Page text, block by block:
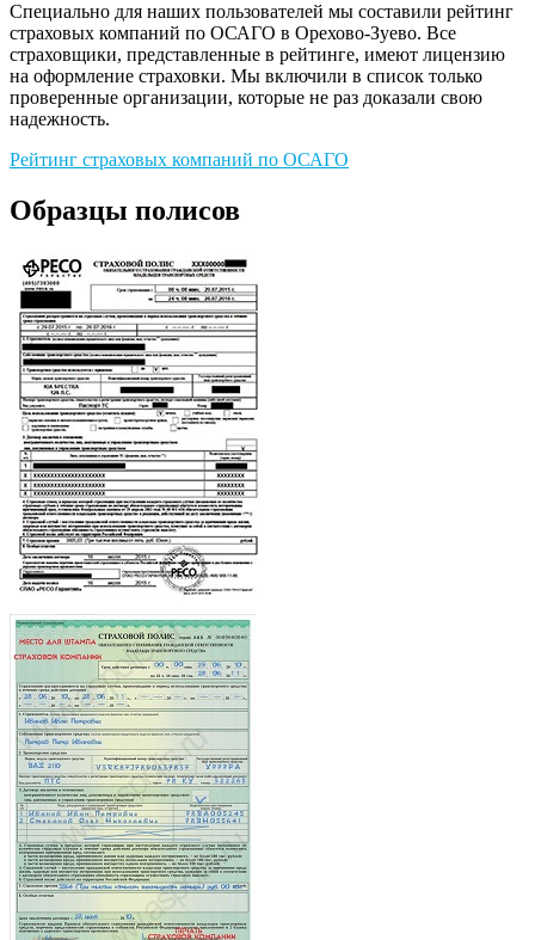
Специально для наших пользователей мы составили рейтинг
страховых компаний по ОСАГО в Орехово-Зуево. Все
страховщики, представленные в рейтинге, имеют лицензию
на оформление страховки. Мы включили в список только
проверенные организации, которые не раз доказали свою
надежность.
Рейтинг страховых компаний по ОСАГО
Образцы полисов